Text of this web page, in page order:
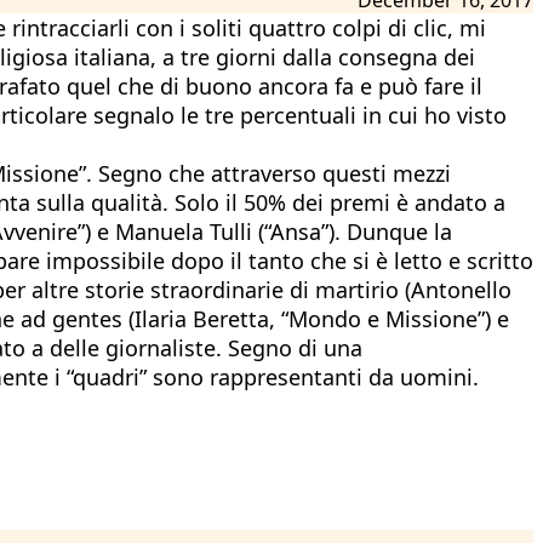
rintracciarli con i soliti quattro colpi di clic, mi
italiana, a tre giorni dalla consegna dei
quel che di buono ancora fa e può fare il
segnalo le tre percentuali in cui ho visto
Segno che attraverso questi mezzi
sulla qualità. Solo il 50% dei premi è andato a
e Manuela Tulli (“Ansa”). Dunque la
impossibile dopo il tanto che si è letto e scritto
altre storie straordinarie di martirio (Antonello
ad gentes (Ilaria Beretta, “Mondo e Missione”) e
a delle giornaliste. Segno di una
i “quadri” sono rappresentanti da uomini.